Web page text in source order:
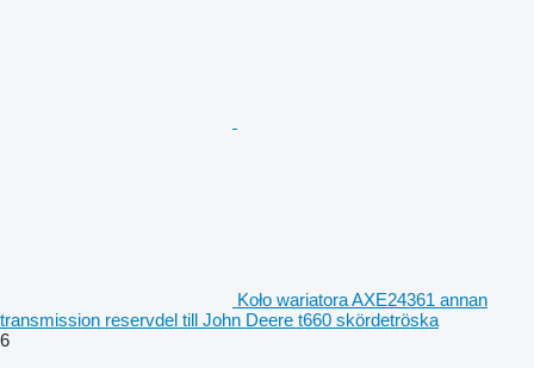
Koło wariatora AXE24361 annan
transmission reservdel till John Deere t660 skördetröska
6